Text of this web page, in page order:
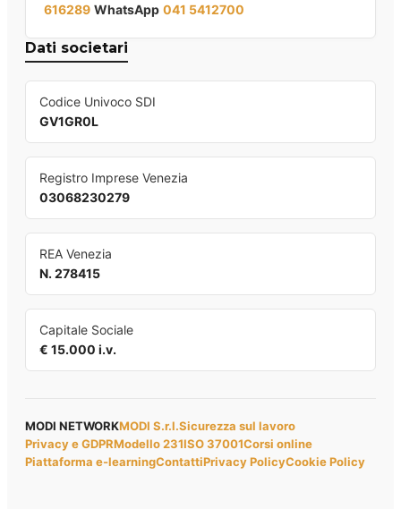
616289 WhatsApp 041 5412700
Dati societari
Codice Univoco SDI
GV1GR0L
Registro Imprese Venezia
03068230279
REA Venezia
N. 278415
Capitale Sociale
€ 15.000 i.v.
MODI NETWORKMODI S.r.l.Sicurezza sul lavoro
Privacy e GDPRModello 231ISO 37001Corsi online
Piattaforma e-learningContattiPrivacy PolicyCookie Policy